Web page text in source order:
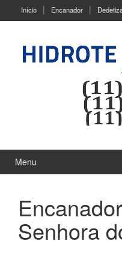
Início Encanador
Menu
Senhora